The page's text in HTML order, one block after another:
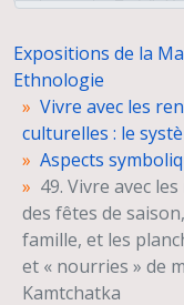
Momies de la Keriya.
Prises de vue de
"Dharih" Une
Chaîne d'observations
Les
Archives de
Un parcours
Gontsy (Ukraine), un
Groupe d'Enseignement et
Itinéraires de Belleville à
Expositions de la
Ethnologie
Vivre avec les
culturelles : le
Aspects
49. Vivre avec
des fêtes de
famille, et les
et « nourries » de
Kamtchatka